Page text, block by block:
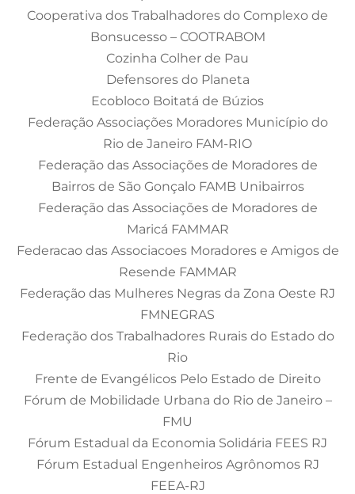
Cooperativa dos Trabalhadores do Complexo de
Bonsucesso – COOTRABOM
Cozinha Colher de Pau
Defensores do Planeta
Ecobloco Boitatá de Búzios
Federação Associações Moradores Município do
Rio de Janeiro FAM-RIO
Federação das Associações de Moradores de
Bairros de São Gonçalo FAMB Unibairros
Federação das Associações de Moradores de
Maricá FAMMAR
Federacao das Associacoes Moradores e Amigos de
Resende FAMMAR
Federação das Mulheres Negras da Zona Oeste RJ
FMNEGRAS
Federação dos Trabalhadores Rurais do Estado do
Rio
Frente de Evangélicos Pelo Estado de Direito
Fórum de Mobilidade Urbana do Rio de Janeiro –
FMU
Fórum Estadual da Economia Solidária FEES RJ
Fórum Estadual Engenheiros Agrônomos RJ
FEEA-RJ